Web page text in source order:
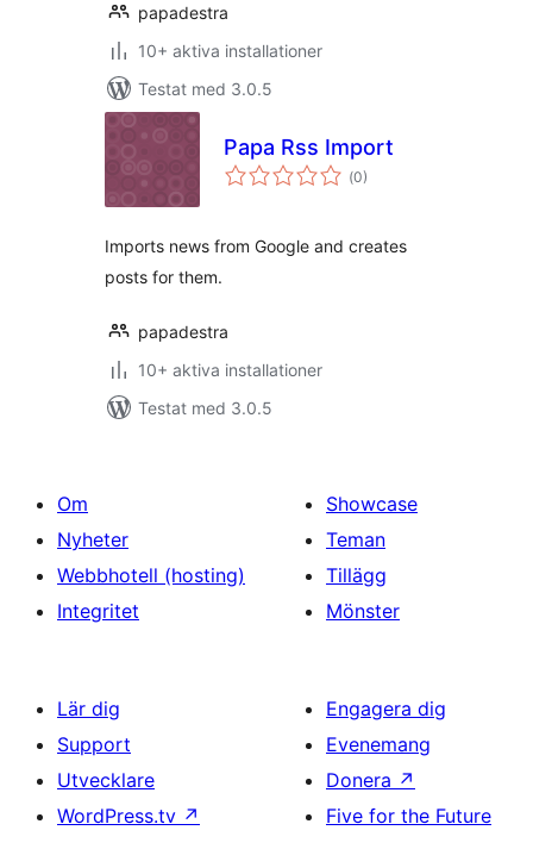
papadestra
10+ aktiva installationer
Testat med 3.0.5
Papa Rss Import
(Totalt
antal
0)
Imports news from Google and creates
posts for them.
papadestra
10+ aktiva installationer
Testat med 3.0.5
Om
Nyheter
Webbhotell (hosting)
Integritet
Showcase
Teman
Tillägg
Mönster
Lär dig
Support
Utvecklare
WordPress.tv ↗
Engagera dig
Evenemang
Donera ↗
Five for the Future